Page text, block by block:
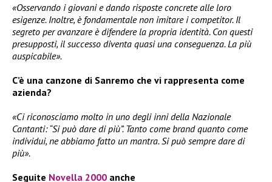
«Osservando i giovani e dando risposte concrete alle loro
esigenze. Inoltre, è fondamentale non imitare i competitor. Il
segreto per avanzare è difendere la propria identità. Con questi
presupposti, il successo diventa quasi una conseguenza. La più
auspicabile».
C’è una canzone di Sanremo che vi rappresenta come
azienda?
«Ci riconosciamo molto in uno degli inni della Nazionale
Cantanti: “Si può dare di più”. Tanto come brand quanto come
individui, ne abbiamo fatto un mantra. Si può sempre dare di
più».
Seguite Novella 2000 anche